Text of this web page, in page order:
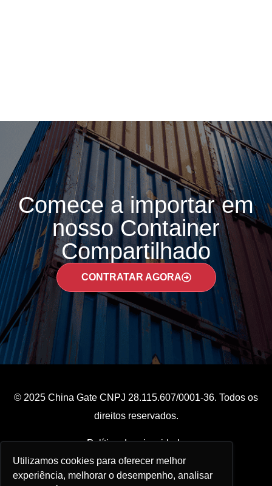
Utilizamos cookies para oferecer melhor
experiência, melhorar o desempenho, analisar
Comece a importar em
nosso Container
Compartilhado
CONTRATAR AGORA
© 2025 China Gate CNPJ 28.115.607/0001-36. Todos os
direitos reservados.
Política de privacidade